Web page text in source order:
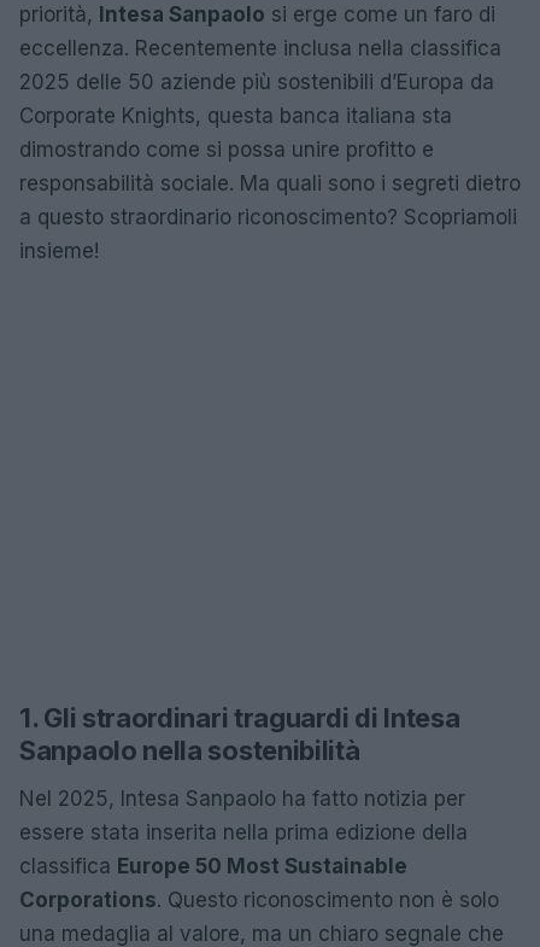
priorità, Intesa Sanpaolo si erge come un faro di
eccellenza. Recentemente inclusa nella classifica
2025 delle 50 aziende più sostenibili d’Europa da
Corporate Knights, questa banca italiana sta
dimostrando come si possa unire profitto e
responsabilità sociale. Ma quali sono i segreti dietro
a questo straordinario riconoscimento? Scopriamoli
insieme!
1. Gli straordinari traguardi di Intesa
Sanpaolo nella sostenibilità
Nel 2025, Intesa Sanpaolo ha fatto notizia per
essere stata inserita nella prima edizione della
classifica Europe 50 Most Sustainable
Corporations. Questo riconoscimento non è solo
una medaglia al valore, ma un chiaro segnale che